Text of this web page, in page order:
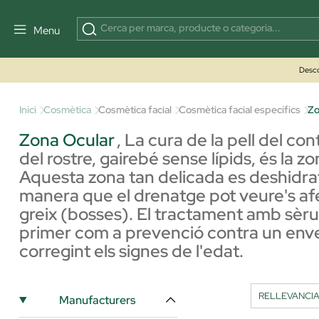
Menu
Inici Cosmètica Cosmètica facial Cosmètica facial específics
Zona Ocular, La cura de la pell del
del rostre, gairebé sense lípids, és la
Aquesta zona tan delicada es
manera que el drenatge pot veure's
greix (bosses). El tractament amb
primer com a prevenció contra un
corregint els signes de l'edat.
Manufacturers